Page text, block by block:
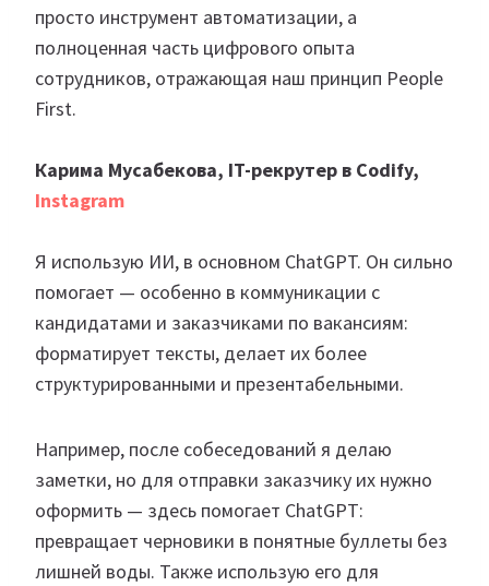
просто инструмент автоматизации, а
полноценная часть цифрового опыта
сотрудников, отражающая наш принцип People
First.
Карима Мусабекова, IT-рекрутер в Codify,
Instagram
Я использую ИИ, в основном ChatGPT. Он сильно
помогает — особенно в коммуникации с
кандидатами и заказчиками по вакансиям:
форматирует тексты, делает их более
структурированными и презентабельными.
Например, после собеседований я делаю
заметки, но для отправки заказчику их нужно
оформить — здесь помогает ChatGPT:
превращает черновики в понятные буллеты без
лишней воды. Также использую его для